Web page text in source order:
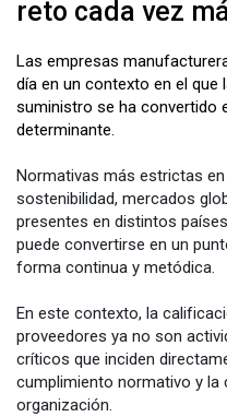
reto cada vez
Las empresas
día en un contexto en el que
suministro se ha convertido
determinante.
Normativas más estrictas
sostenibilidad, mercados
presentes en distintos
puede convertirse en un
forma continua y metódica.
En este contexto, la
proveedores ya no son
críticos que inciden
cumplimiento normativo y la
organización.